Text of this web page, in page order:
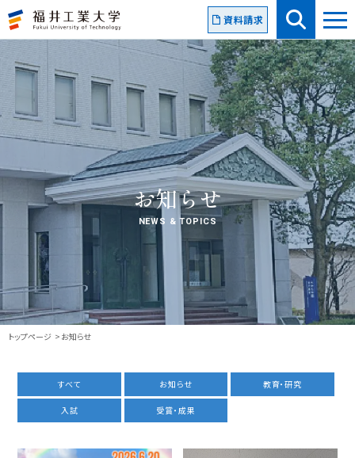
資料請求
お知らせ
NEWS & TOPICS
トップページ お知らせ
すべて お知らせ 教育・研究
入試 受賞・成果